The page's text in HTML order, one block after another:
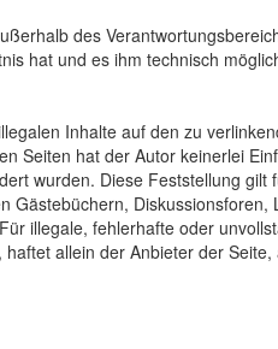
des
hat und es ihm technisch
Inhalte auf den zu
Seiten hat der Autor keinerlei
wurden. Diese Feststellung
illegale, fehlerhafte oder
allein der Anbieter der